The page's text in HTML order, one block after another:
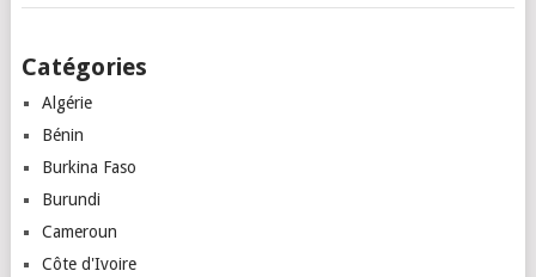
Posts
navigation
Catégories
Algérie
Bénin
Burkina Faso
Burundi
Cameroun
Côte d'Ivoire